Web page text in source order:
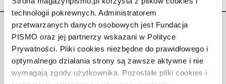
technologii pokrewnych. Administratorem
przetwarzanych danych osobowych jest Fundacja
PISMO oraz jej partnerzy wskazani w Polityce
Prywatności. Pliki cookies niezbędne do prawidłowego i
optymalnego działania strony są zawsze aktywne i nie
wymagają zgody użytkownika. Pozostałe pliki cookies i
Copyright © Fundacja Pismo